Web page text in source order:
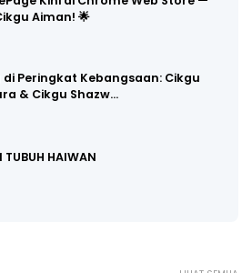
Aiman! 🌟
Peringkat Kebangsaan: Cikgu
& Cikgu Shazw…
TUBUH HAIWAN